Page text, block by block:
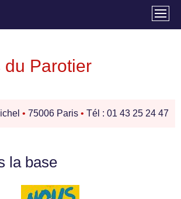
du Parotier
• 75006 Paris • Tél : 01 43 25 24 47
la base